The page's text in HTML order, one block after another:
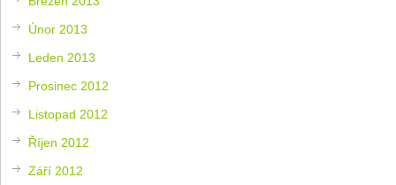
Únor 2013
Leden 2013
Prosinec 2012
Listopad 2012
Říjen 2012
Září 2012